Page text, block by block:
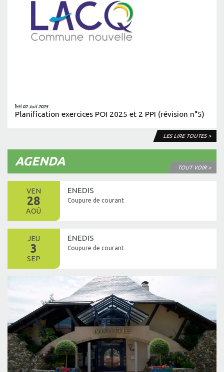
02 Juil 2025
Planification exercices POI 2025 et 2 PPI (révision n°5)
LES LIRE TOUTES >
AGENDA TOUT VOIR >
VEN
28
AOÛ
ENEDIS
Coupure de courant
JEU
3
SEP
ENEDIS
Coupure de courant